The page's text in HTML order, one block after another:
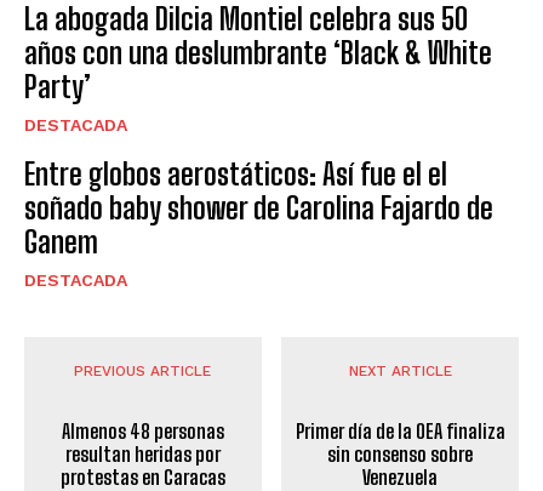
La abogada Dilcia Montiel celebra sus 50
años con una deslumbrante ‘Black & White
Party’
DESTACADA
Entre globos aerostáticos: Así fue el el
soñado baby shower de Carolina Fajardo de
Ganem
DESTACADA
PREVIOUS ARTICLE
Almenos 48 personas
resultan heridas por
protestas en Caracas
NEXT ARTICLE
Primer día de la OEA finaliza
sin consenso sobre
Venezuela